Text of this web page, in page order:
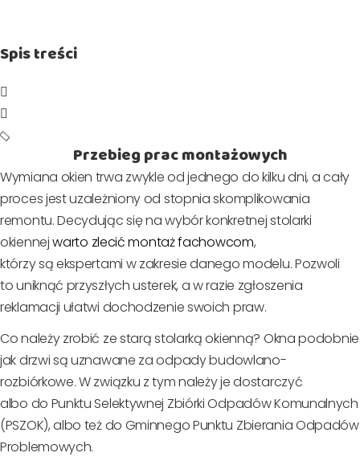
Spis treści
Przebieg prac montażowych
Wymiana okien trwa zwykle od jednego do kilku dni, a cały
proces jest uzależniony od stopnia skomplikowania
remontu. Decydując się na wybór konkretnej stolarki
okiennejwarto zlecić montaż fachowcom,
którzy są ekspertami w zakresie danego modelu. Pozwoli
to uniknąć przyszłych usterek, a w razie zgłoszenia
reklamacji ułatwi dochodzenie swoich praw.
Co należy zrobić ze starą stolarką okienną? Okna podobnie
jak drzwi są uznawane za odpady budowlano-
rozbiórkowe. W związku z tym należy je dostarczyć
albo do Punktu Selektywnej Zbiórki Odpadów Komunalnych
(PSZOK), albo też do Gminnego Punktu Zbierania Odpadów
Problemowych.